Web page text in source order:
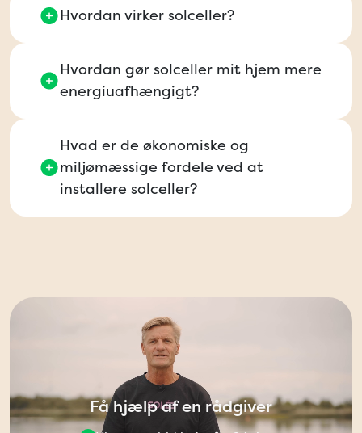
Hvordan virker solceller?
Hvordan gør solceller mit hjem mere
energiuafhængigt?
Hvad er de økonomiske og
miljømæssige fordele ved at
installere solceller?
Få hjælp af en rådgiver